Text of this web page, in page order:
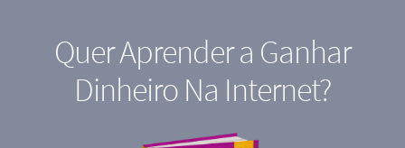
Quer Aprender a Ganhar
Dinheiro Na Internet?